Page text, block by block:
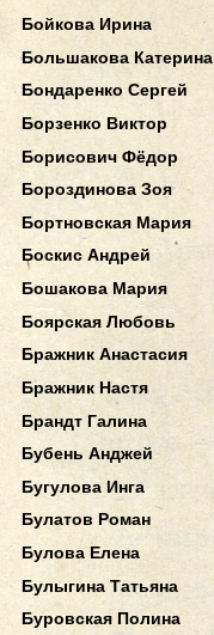
Бойкова Ирина
Большакова Катерина
Бондаренко Сергей
Борзенко Виктор
Борисович Фёдор
Бороздинова Зоя
Бортновская Мария
Боскис Андрей
Бошакова Мария
Боярская Любовь
Бражник Анастасия
Бражник Настя
Брандт Галина
Бубень Анджей
Бугулова Инга
Булатов Роман
Булова Елена
Булыгина Татьяна
Буровская Полина